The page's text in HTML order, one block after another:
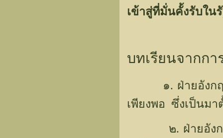
เข้าสู่ที่มั่นคั้งรับใน
บทเรียนจากก
๑. ฝ่ายอังกฤษไ
เพียงพอ ซึ่งเป็นม
๒. ฝ่ายอังกฤษ